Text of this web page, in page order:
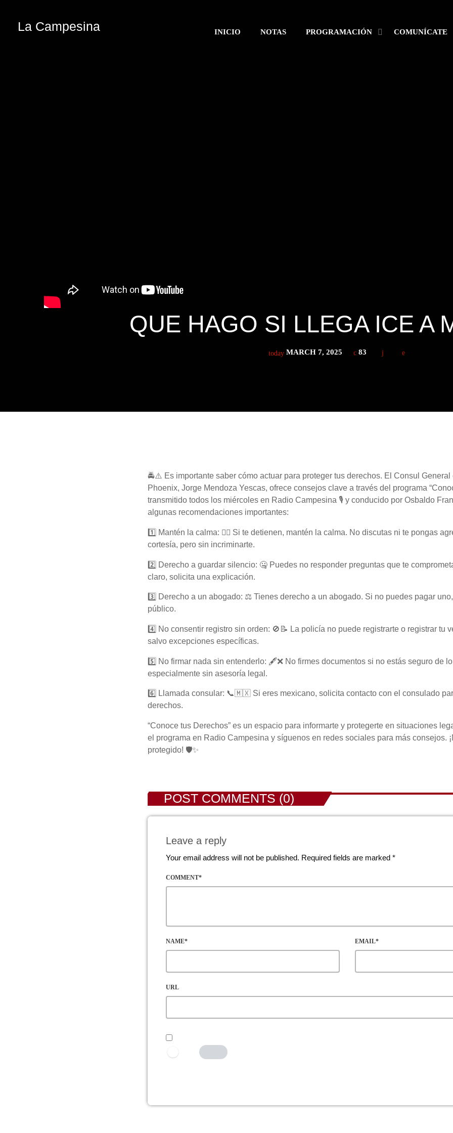
La Campesina INICIO NOTAS PROGRAMACIÓN COMUNÍCATE
QUE HAGO SI LLEGA ICE A
today MARCH 7, 2025 83
🚔⚠️ Es importante saber cómo actuar para proteger tus derechos. El Consul General
Phoenix, Jorge Mendoza Yescas, ofrece consejos clave a través del programa
transmitido todos los miércoles en Radio Campesina 🎙️ y conducido por Osbaldo
algunas recomendaciones importantes:
1️⃣ Mantén la calma: 🧘‍♂️ Si te detienen, mantén la calma. No discutas ni te pongas
cortesía, pero sin incriminarte.
2️⃣ Derecho a guardar silencio: 🤐 Puedes no responder preguntas que te
claro, solicita una explicación.
3️⃣ Derecho a un abogado: ⚖️ Tienes derecho a un abogado. Si no puedes pagar
público.
4️⃣ No consentir registro sin orden: 🚫📝 La policía no puede registrarte o registrar tu
salvo excepciones específicas.
5️⃣ No firmar nada sin entenderlo: 🖋️❌ No firmes documentos si no estás seguro de
especialmente sin asesoría legal.
6️⃣ Llamada consular: 📞🇲🇽 Si eres mexicano, solicita contacto con el consulado
derechos.
“Conoce tus Derechos” es un espacio para informarte y protegerte en situaciones
el programa en Radio Campesina y síguenos en redes sociales para más consejos.
protegido! 🛡️✨
POST COMMENTS (0)
Leave a reply
Your email address will not be published. Required fields are marked *
COMMENT*
NAME* EMAIL*
URL
I AM HUMAN